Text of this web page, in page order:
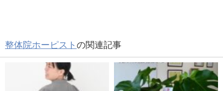
整体院ホーピスト の関連記事